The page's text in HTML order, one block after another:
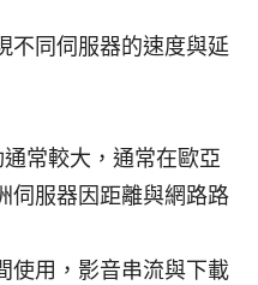
不同伺服器的速度與延
常較大，通常在歐亞
伺服器因距離與網路路
使用，影音串流與下載